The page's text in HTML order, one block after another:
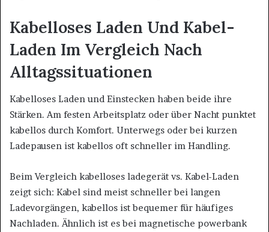
Kabelloses Laden Und Kabel-
Laden Im Vergleich Nach
Alltagssituationen
Kabelloses Laden und Einstecken haben beide ihre
Stärken. Am festen Arbeitsplatz oder über Nacht punktet
kabellos durch Komfort. Unterwegs oder bei kurzen
Ladepausen ist kabellos oft schneller im Handling.
Beim Vergleich kabelloses ladegerät vs. Kabel-Laden
zeigt sich: Kabel sind meist schneller bei langen
Ladevorgängen, kabellos ist bequemer für häufiges
Nachladen. Ähnlich ist es bei magnetische powerbank